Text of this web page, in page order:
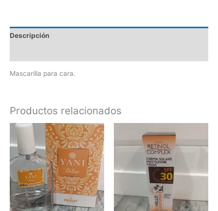
Descripción
Mascarilla para cara.
Productos relacionados